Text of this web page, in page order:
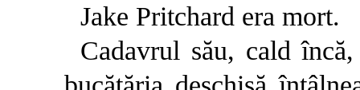
Jake Pritchard era mort.
Cadavrul său, cald